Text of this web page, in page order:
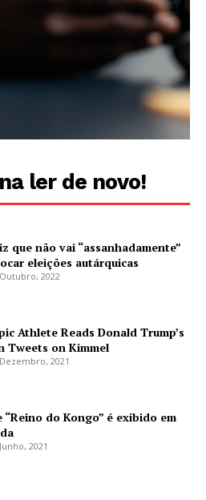
ler de novo!
que não vai “assanhadamente”
eleições autárquicas
2022
Athlete Reads Donald Trump’s
Tweets on Kimmel
2021
“Reino do Kongo” é exibido em
2021